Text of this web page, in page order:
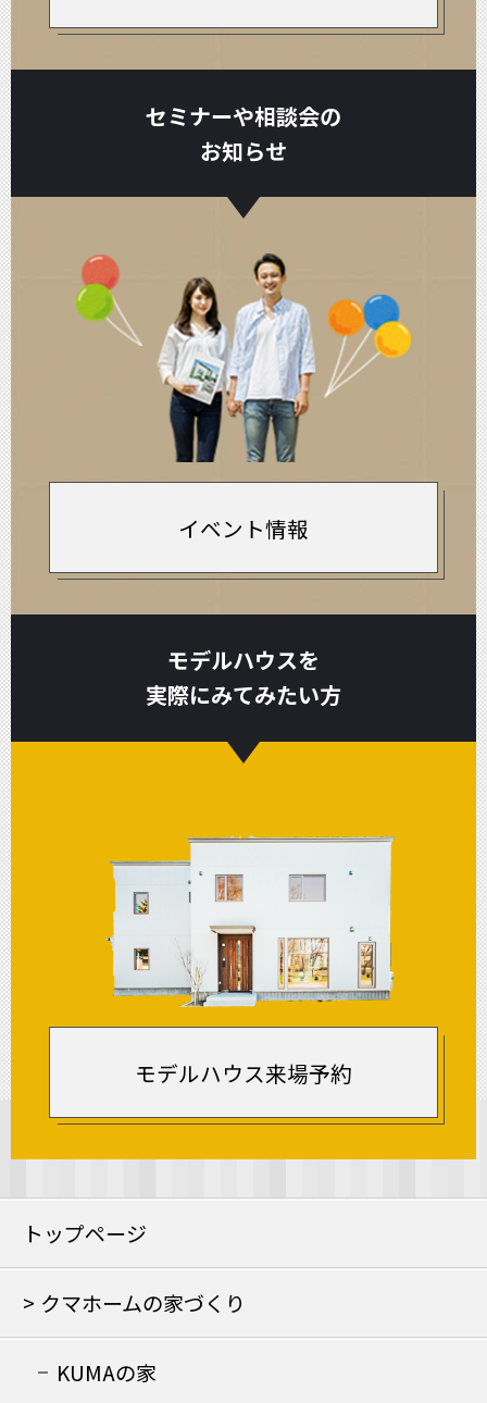
セミナーや相談会の
お知らせ
イベント情報
モデルハウスを
実際にみてみたい方
モデルハウス来場予約
トップページ
クマホームの家づくり
KUMAの家